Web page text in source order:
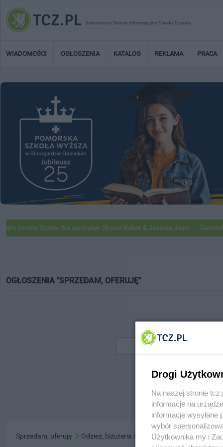
Internetowy Serwis Informacyjny Miasta Tczewa
WIADOMOŚCI OGŁOSZENIA KATALOG REKLAMA PRACA
Gminy Tczew. Na początek Shaun Baker & Jessica Jean
OGŁOSZENIA "SPRZEDAM, OFERUJĘ"
Sprzedam, oferuję Odzież, biżuteria i zegarki
Drogi
Na naszej stronie
informacje na
informacje wysyłane
wybór
Użytkownika my i